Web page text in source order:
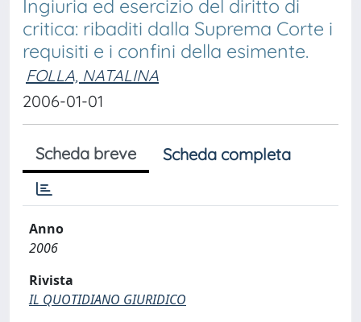
Ingiuria ed esercizio del diritto di
critica: ribaditi dalla Suprema Corte i
requisiti e i confini della esimente.
FOLLA, NATALINA
2006-01-01
Scheda breve Scheda completa
Anno
2006
Rivista
IL QUOTIDIANO GIURIDICO